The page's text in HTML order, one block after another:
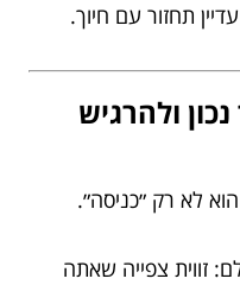
תחזור עם חיוך.
ולהרגיש
לא רק ״כניסה״.
זווית צפייה שאתה